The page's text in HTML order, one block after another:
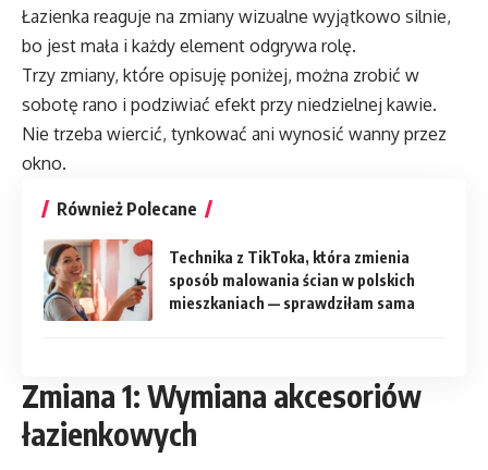
Łazienka reaguje na zmiany wizualne wyjątkowo silnie,
bo jest mała i każdy element odgrywa rolę.
Trzy zmiany, które opisuję poniżej, można zrobić w
sobotę rano i podziwiać efekt przy niedzielnej kawie.
Nie trzeba wiercić, tynkować ani wynosić wanny przez
okno.
Również Polecane
Technika z TikToka, która zmienia
sposób malowania ścian w polskich
mieszkaniach — sprawdziłam sama
Zmiana 1: Wymiana akcesoriów
łazienkowych